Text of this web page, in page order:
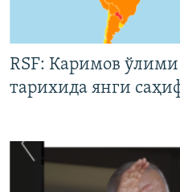
RSF: Каримов
тарихида янги